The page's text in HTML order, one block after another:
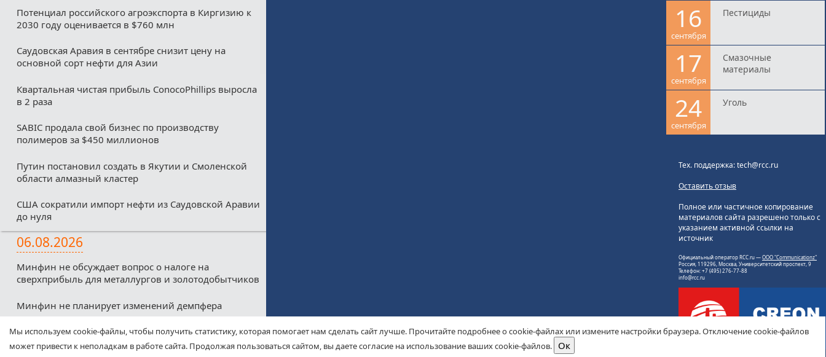
Потенциал российского агроэкспорта в Киргизию к
2030 году оценивается в $760 млн
Саудовская Аравия в сентябре снизит цену на
основной сорт нефти для Азии
Квартальная чистая прибыль ConocoPhillips выросла
в 2 раза
SABIC продала свой бизнес по производству
полимеров за $450 миллионов
Путин постановил создать в Якутии и Смоленской
области алмазный кластер
США сократили импорт нефти из Саудовской Аравии
до нуля
06.08.2026
Минфин не обсуждает вопрос о налоге на
сверхприбыль для металлургов и золотодобытчиков
Минфин не планирует изменений демпфера
Минфин против любых налоговых льгот для малых
нефтекомпаний из-за дефицитного бюджета
16
сентября
Пестициды
17
сентября
Смазочные
материалы
24
сентября
Уголь
Тех. поддержка: tech@rcc.ru
Оставить отзыв
Полное или частичное копирование
материалов сайта разрешено только с
указанием активной ссылки на
источник
Официальный оператор RCC.ru —ООО "Communicationz"
Россия, 119296, Москва, Университетский проспект, 9
Телефон: +7 (495) 276-77-88
info@rcc.ru
Мы используем cookie-файлы, чтобы получить статистику, которая помогает нам сделать сайт лучше. Прочитайте подробнее о cookie-файлах или измените настройки браузера. Отключение cookie-файлов
может привести к неполадкам в работе сайта. Продолжая пользоваться сайтом, вы даете согласие на использование ваших cookie-файлов.